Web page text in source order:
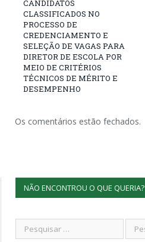
CANDIDATOS
CLASSIFICADOS NO
PROCESSO DE
CREDENCIAMENTO E
SELEÇÃO DE VAGAS PARA
DIRETOR DE ESCOLA POR
MEIO DE CRITÉRIOS
TÉCNICOS DE MÉRITO E
DESEMPENHO
Os comentários estão fechados.
NÃO ENCONTROU O QUE QUERIA?